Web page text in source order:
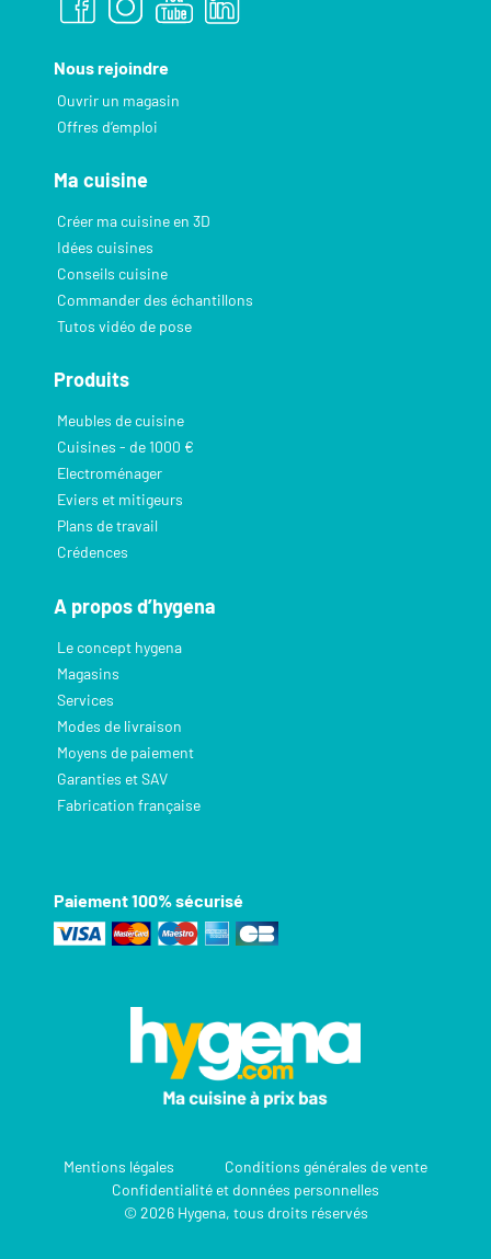
Nous rejoindre
Ouvrir un magasin
Offres d’emploi
Ma cuisine
Créer ma cuisine en 3D
Idées cuisines
Conseils cuisine
Commander des échantillons
Tutos vidéo de pose
Produits
Meubles de cuisine
Cuisines - de 1000 €
Electroménager
Eviers et mitigeurs
Plans de travail
Crédences
A propos d’hygena
Le concept hygena
Magasins
Services
Modes de livraison
Moyens de paiement
Garanties et SAV
Fabrication française
Paiement 100% sécurisé
Mentions légales
Conditions générales de vente
Confidentialité et données personnelles
© 2026 Hygena, tous droits réservés